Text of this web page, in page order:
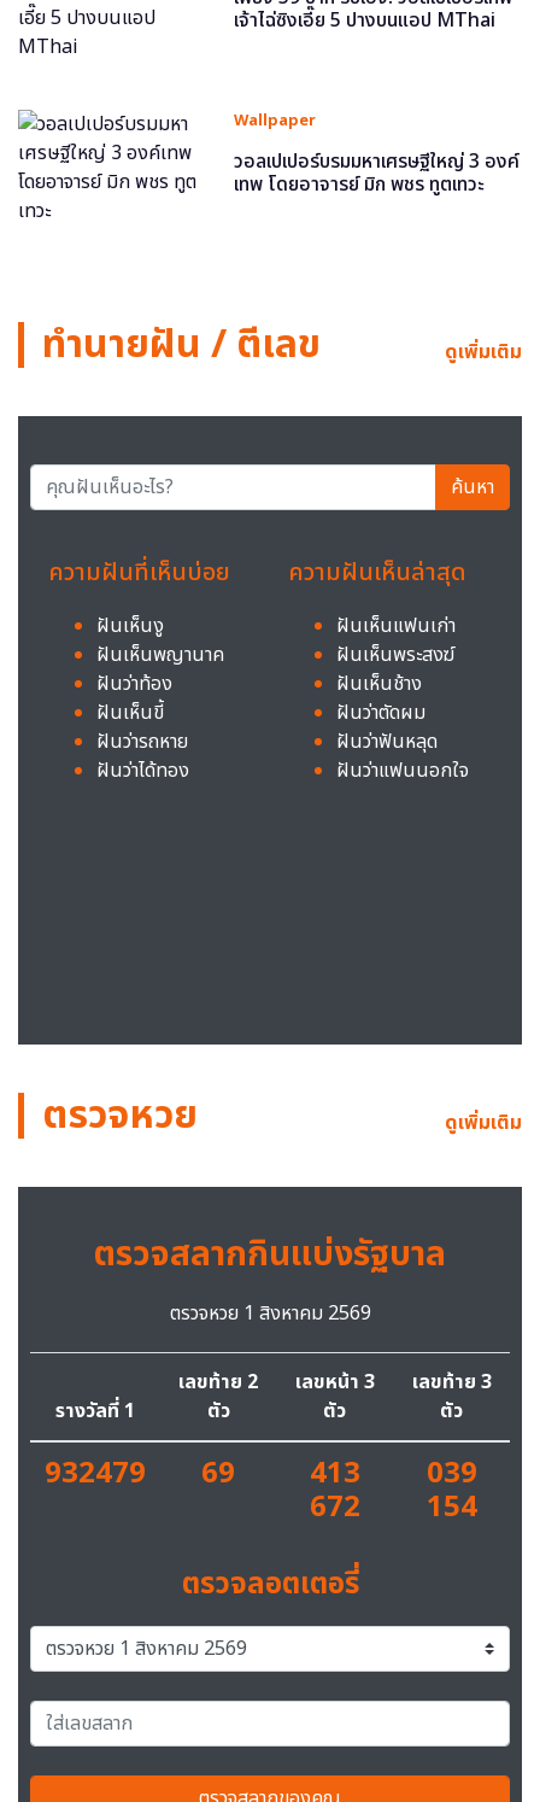
เจ้าไฉ่ซิงเอี๊ย 5 ปางบนแอป MThai
Wallpaper
วอลเปเปอร์บรมมหาเศรษฐีใหญ่ 3 องค์
เทพ โดยอาจารย์ มิก พชร ทูตเทวะ
ทำนายฝัน / ตีเลข ดูเพิ่มเติม
ค้นหา
ความฝันที่เห็นบ่อย
ฝันเห็นงู
ฝันเห็นพญานาค
ฝันว่าท้อง
ฝันเห็นขี้
ฝันว่ารถหาย
ฝันว่าได้ทอง
ความฝันเห็นล่าสุด
ฝันเห็นแฟนเก่า
ฝันเห็นพระสงฆ์
ฝันเห็นช้าง
ฝันว่าตัดผม
ฝันว่าฟันหลุด
ฝันว่าแฟนนอกใจ
ตรวจหวย ดูเพิ่มเติม
ตรวจสลากกินแบ่งรัฐบาล
ตรวจหวย 1 สิงหาคม 2569
รางวัลที่ 1
เลขท้าย 2
ตัว
เลขหน้า 3
ตัว
เลขท้าย 3
ตัว
932479 69 413
672
039
154
ตรวจลอตเตอรี่